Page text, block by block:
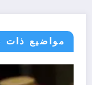
مواضيع ذات